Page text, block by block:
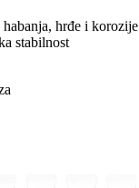
habanja, hrđe i korozije
stabilnost